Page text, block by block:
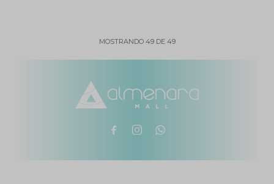
MOSTRANDO 49DE 49
  